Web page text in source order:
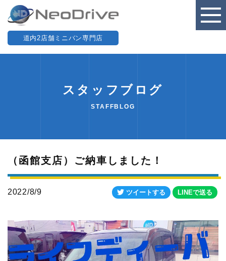
道内2店舗ミニバン専門店
スタッフブログ
STAFFBLOG
（函館支店）ご納車しました！
2022/8/9 ツイートする LINEで送る